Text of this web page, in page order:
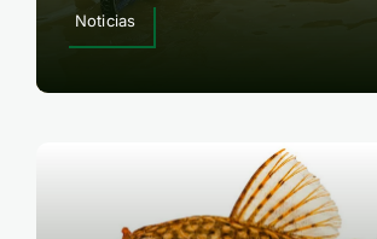
Noticias